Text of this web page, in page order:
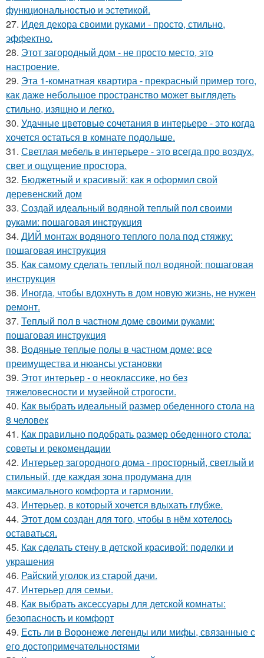
функциональностью и эстетикой.
27. Идея декора своими руками - просто, стильно,
эффектно.
28. Этот загородный дом - не просто место, это
настроение.
29. Эта 1-комнатная квартира - прекрасный пример того,
как даже небольшое пространство может выглядеть
стильно, изящно и легко.
30. Удачные цветовые сочетания в интерьере - это когда
хочется остаться в комнате подольше.
31. Светлая мебель в интерьере - это всегда про воздух,
свет и ощущение простора.
32. Бюджетный и красивый: как я оформил свой
деревенский дом
33. Создай идеальный водяной теплый пол своими
руками: пошаговая инструкция
34. ДИЙ монтаж водяного теплого пола под стяжку:
пошаговая инструкция
35. Как самому сделать теплый пол водяной: пошаговая
инструкция
36. Иногда, чтобы вдохнуть в дом новую жизнь, не нужен
ремонт.
37. Теплый пол в частном доме своими руками:
пошаговая инструкция
38. Водяные теплые полы в частном доме: все
преимущества и нюансы установки
39. Этот интерьер - о неоклассике, но без
тяжеловесности и музейной строгости.
40. Как выбрать идеальный размер обеденного стола на
8 человек
41. Как правильно подобрать размер обеденного стола:
советы и рекомендации
42. Интерьер загородного дома - просторный, светлый и
стильный, где каждая зона продумана для
максимального комфорта и гармонии.
43. Интерьер, в который хочется вдыхать глубже.
44. Этот дом создан для того, чтобы в нём хотелось
оставаться.
45. Как сделать стену в детской красивой: поделки и
украшения
46. Райский уголок из старой дачи.
47. Интерьер для семьи.
48. Как выбрать аксессуары для детской комнаты:
безопасность и комфорт
49. Есть ли в Воронеже легенды или мифы, связанные с
его достопримечательностями